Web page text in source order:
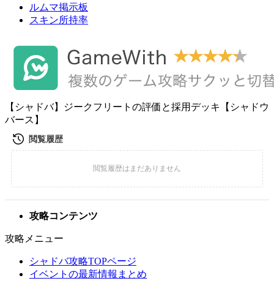
ルムマ掲示板
スキン所持率
【シャドバ】ジークフリートの評価と採用デッキ【シャドウ
バース】
攻略コンテンツ
攻略メニュー
シャドバ攻略TOPページ
イベントの最新情報まとめ